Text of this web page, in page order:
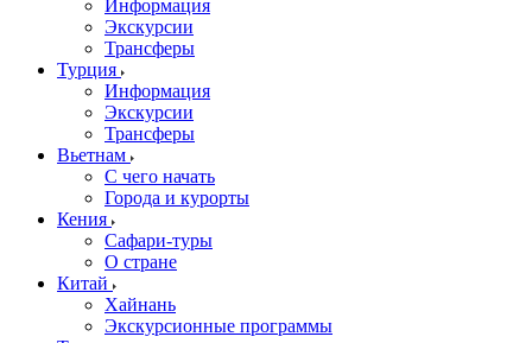
Информация
Экскурсии
Трансферы
Турция
Информация
Экскурсии
Трансферы
Вьетнам
С чего начать
Города и курорты
Кения
Сафари-туры
О стране
Китай
Хайнань
Экскурсионные программы